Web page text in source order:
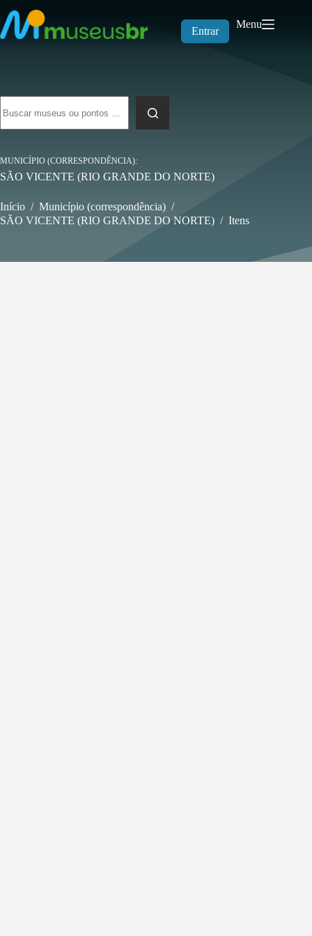
para
o
conteúdo
Entrar
Menu
resultados
MUNICÍPIO (CORRESPONDÊNCIA)
SÃO VICENTE (RIO GRANDE DO NORTE)
Início / Município (correspondência) /
SÃO VICENTE (RIO GRANDE DO NORTE) / Itens